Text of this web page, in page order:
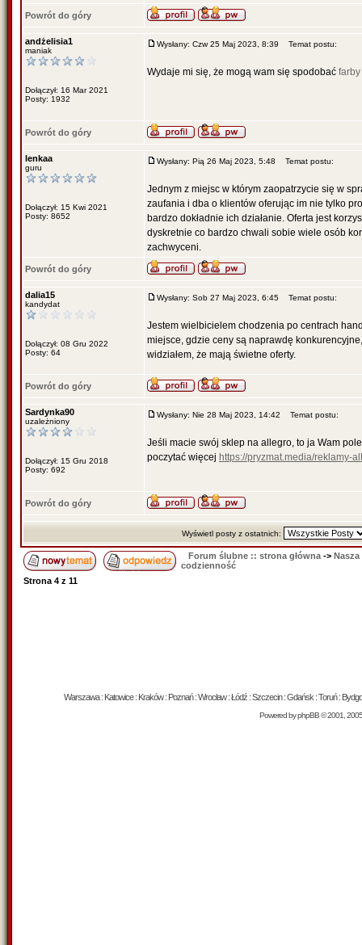
Powrót do góry
andżelisia1
maniak
Dołączył: 16 Mar 2021
Posty: 1932
Wysłany: Czw 25 Maj 2023, 8:39 Temat postu:
Wydaje mi się, że mogą wam się spodobać
Powrót do góry
lenkaa
guru
Dołączył: 15 Kwi 2021
Posty: 8652
Wysłany: Pią 26 Maj 2023, 5:48 Temat postu:
Jednym z miejsc w którym zaopatrzycie się w
zaufania i dba o klientów oferując im nie tylko
bardzo dokładnie ich działanie. Oferta jest
dyskretnie co bardzo chwali sobie wiele osób
zachwyceni.
Powrót do góry
dalia15
kandydat
Dołączył: 08 Gru 2022
Posty: 64
Wysłany: Sob 27 Maj 2023, 6:45 Temat postu:
Jestem wielbicielem chodzenia po centrach
miejsce, gdzie ceny są naprawdę
widziałem, że mają świetne oferty.
Powrót do góry
Sardynka90
uzależniony
Dołączył: 15 Gru 2018
Posty: 692
Wysłany: Nie 28 Maj 2023, 14:42 Temat postu:
Jeśli macie swój sklep na allegro, to ja Wam
poczytać więcej https://pryzmat.media/reklamy-
Powrót do góry
Wyświetl posty z ostatnich:
Forum ślubne :: strona główna -> Nasza
codzienność
Strona 4 z 11
Warszawa : Katowice : Kraków : Poznań : Wrocław : Łódź : Szczecin : Gdańsk : Toruń :
Powered byphpBB© 2001,